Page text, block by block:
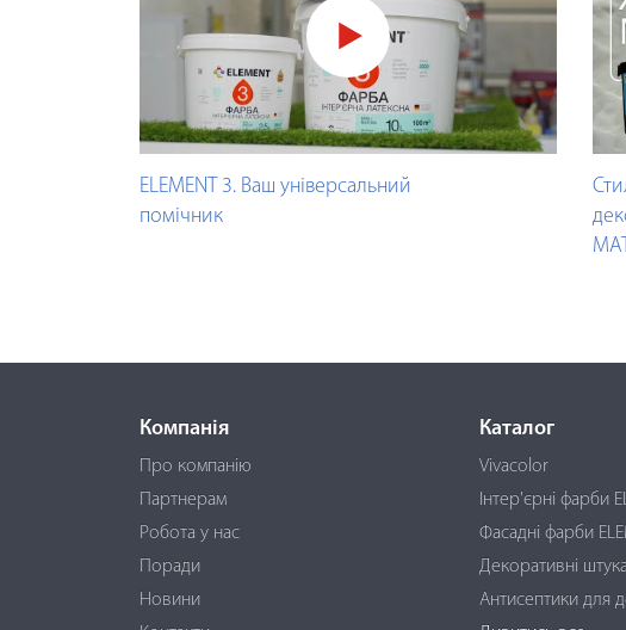
ELEMENT 3. Ваш універсальний
помічник
Компанія
Про компанію
Партнерам
Робота у нас
Поради
Новини
Каталог
Vivacolor
Інтер'єрні фарби
Фасадні фарби
Декоративні
Антисептики для